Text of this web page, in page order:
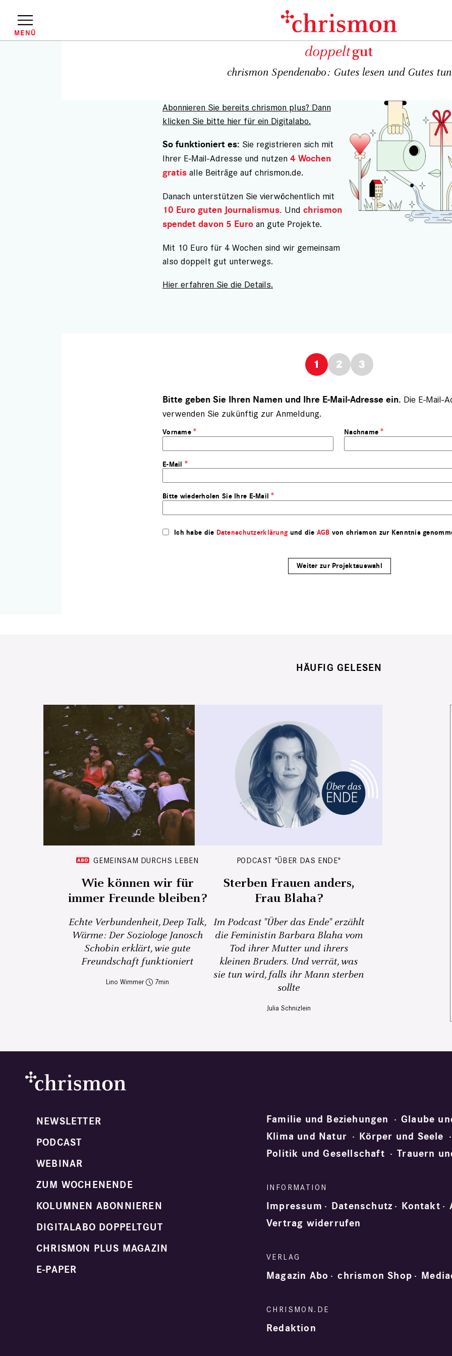
Inhalt
MENÜ
chrismon Spendenabo: Gutes lesen und Gutes tun
Abonnieren Sie bereits chrismon plus? Dann
klicken Sie bitte hier für ein Digitalabo.
So funktioniert es: Sie registrieren sich mit
Ihrer E-Mail-Adresse und nutzen 4 Wochen
gratis alle Beiträge auf chrismon.de.
Danach unterstützen Sie vierwöchentlich mit
10 Euro guten Journalismus. Und chrismon
spendet davon 5 Euro an gute Projekte.
Mit 10 Euro für 4 Wochen sind wir gemeinsam
also doppelt gut unterwegs.
Hier erfahren Sie die Details.
Bitte geben Sie Ihren Namen und Ihre E-Mail-Adresse ein. Die E-Mail-
verwenden Sie zukünftig zur Anmeldung.
Vorname Nachname
E-Mail
Bitte wiederholen Sie Ihre E-Mail
Ich habe die Datenschutzerklärungund die AGB von chrismon zur Kenntnis
HÄUFIG GELESEN
GEMEINSAM DURCHS LEBEN
Wie können wir für
immer Freunde bleiben?
Echte Verbundenheit, Deep Talk,
Wärme: Der Soziologe Janosch
Schobin erklärt, wie gute
Freundschaft funktioniert
Lino Wimmer 7
PODCAST "ÜBER DAS ENDE"
Sterben Frauen anders,
Frau Blaha?
Im Podcast "Über das Ende" erzählt
die Feministin Barbara Blaha vom
Tod ihrer Mutter und ihrers
kleinen Bruders. Und verrät, was
sie tun wird, falls ihr Mann sterben
sollte
Julia Schnizlein
NEWSLETTER
PODCAST
WEBINAR
ZUM WOCHENENDE
KOLUMNEN ABONNIEREN
DIGITALABO DOPPELTGUT
CHRISMON PLUS MAGAZIN
E-PAPER
Familie und Beziehungen
Glaube
Klima und Natur
Körper und Seele
Politik und Gesellschaft
Trauern
Impressum Datenschutz Kontakt
Vertrag widerrufen
Magazin Abo chrismon Shop
Redaktion